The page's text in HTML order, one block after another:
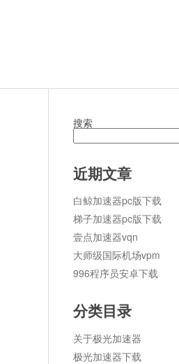
搜索
近期文章
白鲸加速器pc版下载
梯子加速器pc版下载
壹点加速器vqn
大师级国际机场vpm
996程序员安卓下载
分类目录
关于极光加速器
极光加速器下载